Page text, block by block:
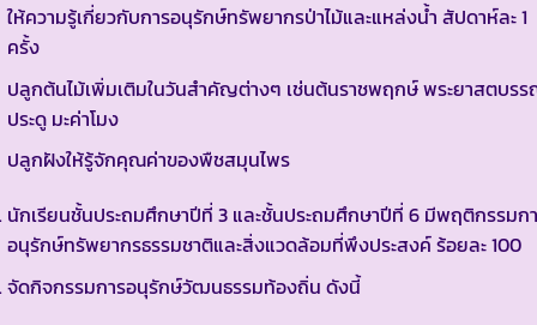
ให้ความรู้เกี่ยวกับการอนุรักษ์ทรัพยากรป่าไม้และแหล่งน้ำ สัปดาห์ละ 1
ครั้ง
ปลูกต้นไม้เพิ่มเติมในวันสำคัญต่างๆ เช่นต้นราชพฤกษ์ พระยาสตบร
ประดู มะค่าโมง
ปลูกฝังให้รู้จักคุณค่าของพืชสมุนไพร
นักเรียนชั้นประถมศึกษาปีที่ 3 และชั้นประถมศึกษาปีที่ 6 มีพฤติกรรมก
อนุรักษ์ทรัพยากรธรรมชาติและสิ่งแวดล้อมที่พึงประสงค์ ร้อยละ 100
จัดกิจกรรมการอนุรักษ์วัฒนธรรมท้องถิ่น ดังนี้